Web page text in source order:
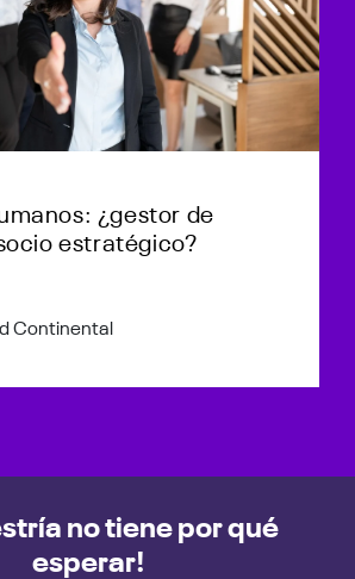
¿gestor de
estratégico?
Continental
no tiene por qué
esperar!